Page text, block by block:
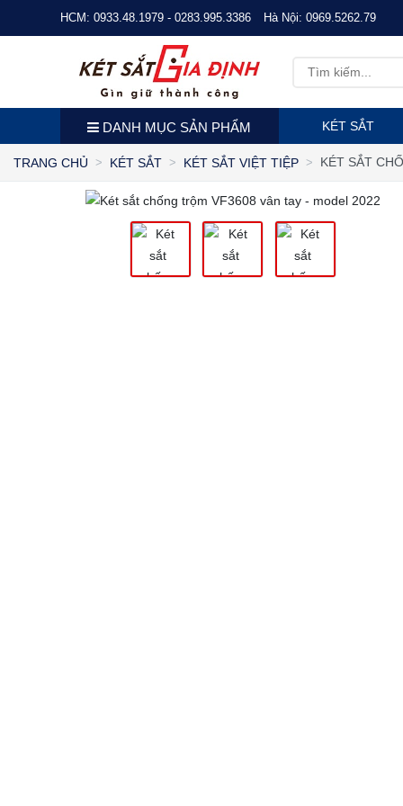
HCM: 0933.48.1979 - 0283.995.3386 Hà Nội: 0969.5262.79
DANH MỤC SẢN PHẨM KÉT SẮT
TRANG CHỦ KÉT SẮT KÉT SẮT VIỆT TIỆP KÉT SẮT